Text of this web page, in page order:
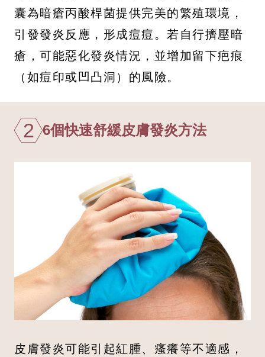
囊為暗瘡丙酸桿菌提供完美的繁殖環境，
引發發炎反應，形成痘痘。若自行擠壓暗
瘡，可能惡化發炎情況，並增加留下疤痕
（如痘印或凹凸洞）的風險。
2 6個快速舒緩皮膚發炎方法
皮膚發炎可能引起紅腫、瘙癢等不適感，